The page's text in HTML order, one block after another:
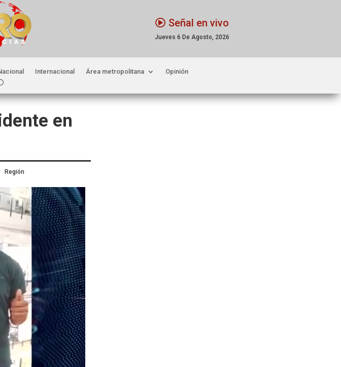
Señal en vivo
Jueves 6 De Agosto, 2026
Internacional Área metropolitana Opinión
en
Región